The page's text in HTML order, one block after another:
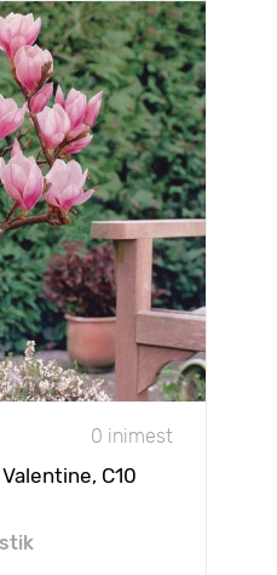
0 inimest
С10